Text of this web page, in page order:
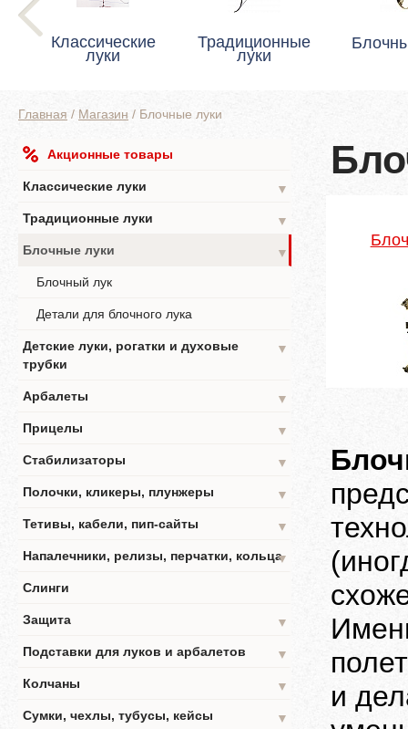
Классические
луки
Традиционные
луки
Главная / Магазин / Блочные луки
Акционные товары
Классические луки
▼
Традиционные луки
▼
Блочные луки
▼
Блочный лук
Детали для блочного лука
Детские луки, рогатки и духовые
трубки
▼
Арбалеты
▼
Прицелы
▼
Стабилизаторы
▼
Полочки, кликеры, плунжеры
▼
Тетивы, кабели, пип-сайты
▼
Напалечники, релизы, перчатки, кольца▼
Слинги
Защита
▼
Подставки для луков и арбалетов
▼
Колчаны
▼
Сумки, чехлы, тубусы, кейсы
▼
и